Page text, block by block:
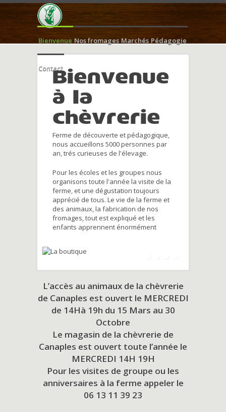
Bienvenue Nos fromages Marchés Pédagogie
ContactBienvenue
à la
chèvrerie
Ferme de découverte et pédagogique,
nous accueillons 5000 personnes par
an, trés curieuses de l'élevage.
Pour les écoles et les groupes nous
organisons toute l'année la visite de la
ferme, et une dégustation toujours
apprécié de tous. Le vie de la ferme et
des animaux, la fabrication de nos
fromages, tout est expliqué et les
enfants apprennent énormément
L’accès au animaux de la chèvrerie
de Canaples est ouvert le MERCREDI
de 14Hà 19h du 15 Mars au 30
Octobre
Le magasin de la chèvrerie de
Canaples est ouvert toute l’année le
MERCREDI 14H 19H
Pour les visites de groupe ou les
anniversaires à la ferme appeler le
06 13 11 39 23